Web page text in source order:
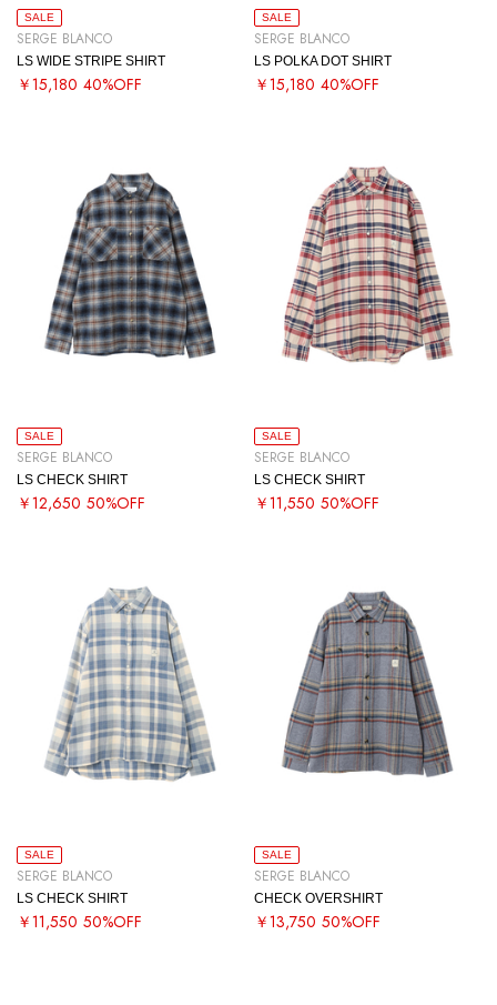
SALE
SERGE BLANCO
LS WIDE STRIPE SHIRT
￥15,180 40%OFF
SALE
SERGE BLANCO
LS POLKA DOT SHIRT
￥15,180 40%OFF
SALE
SERGE BLANCO
LS CHECK SHIRT
￥12,650 50%OFF
SALE
SERGE BLANCO
LS CHECK SHIRT
￥11,550 50%OFF
SALE
SERGE BLANCO
LS CHECK SHIRT
￥11,550 50%OFF
SALE
SERGE BLANCO
CHECK OVERSHIRT
￥13,750 50%OFF